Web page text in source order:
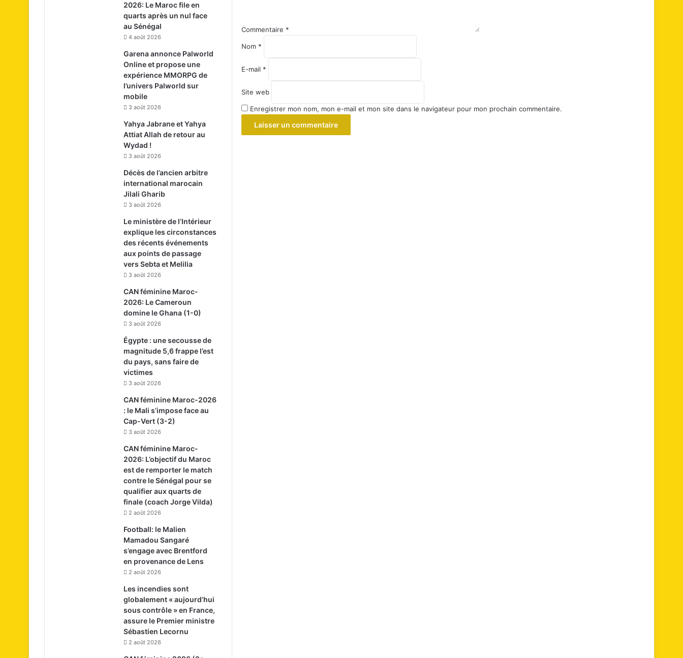
Commentaire *
Nom *
E-mail *
Site web
Enregistrer mon nom, mon e-mail et mon site dans le navigateur pour mon prochain commentaire.
2026: Le Maroc file en
quarts après un nul face
au Sénégal
4 août 2026
Garena annonce Palworld
Online et propose une
expérience MMORPG de
l’univers Palworld sur
mobile
3 août 2026
Yahya Jabrane et Yahya
Attiat Allah de retour au
Wydad !
3 août 2026
Décès de l’ancien arbitre
international marocain
Jilali Gharib
3 août 2026
Le ministère de l’Intérieur
explique les circonstances
des récents événements
aux points de passage
vers Sebta et Melilia
3 août 2026
CAN féminine Maroc-
2026: Le Cameroun
domine le Ghana (1-0)
3 août 2026
Égypte : une secousse de
magnitude 5,6 frappe l’est
du pays, sans faire de
victimes
3 août 2026
CAN féminine Maroc-2026
: le Mali s’impose face au
Cap-Vert (3-2)
3 août 2026
CAN féminine Maroc-
2026: L’objectif du Maroc
est de remporter le match
contre le Sénégal pour se
qualifier aux quarts de
finale (coach Jorge Vilda)
2 août 2026
Football: le Malien
Mamadou Sangaré
s’engage avec Brentford
en provenance de Lens
2 août 2026
Les incendies sont
globalement « aujourd’hui
sous contrôle » en France,
assure le Premier ministre
Sébastien Lecornu
2 août 2026